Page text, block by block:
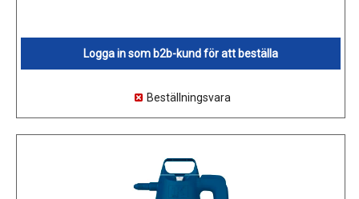
Logga in som b2b-kund för att beställa
Beställningsvara